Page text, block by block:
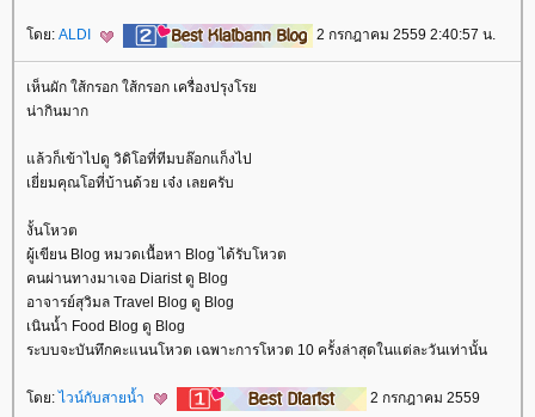
ดย: ALDI 2 กรกฎาคม 2559 2:40:57 น.
เห็นผัก ใส้กรอก ใส้กรอก เครื่องปรุงโร
น่ากินมาก
ล้วก็เข้าไปดู วิดิโอที่ทีมบล๊อกแก็งไป
เยี่ยมคุณโอที่บ้านด้วย เจ๋ง เลยครับ
งั้นโหวต
ผู้เขียน Blog หมวดเนื้อหา Blog ได้รับโหวต
คนผ่านทางมาเจอ Diarist ดู Blog
อาจารย์สุวิมล Travel Blog ดู Blog
เนินน้ำ Food Blog ดู Blog
ระบบจะบันทึกคะแนนโหวต เฉพาะการโหวต 10 ครั้งล่าสุดในแต่ละวันเท่านั้น
ดย:ไวน์กับสายน้ำ
2 กรกฎาคม 2559